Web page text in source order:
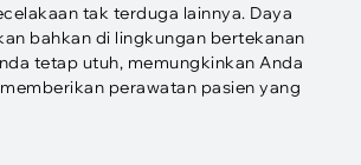
tak terduga lainnya. Daya
bahkan di lingkungan bertekanan
tetap utuh, memungkinkan Anda
perawatan pasien yang